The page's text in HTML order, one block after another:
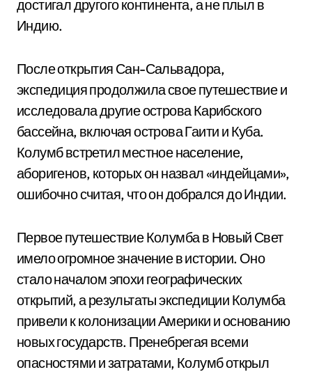
достигал другого континента, а не плыл в
Индию.
После открытия Сан-Сальвадора,
экспедиция продолжила свое путешествие и
исследовала другие острова Карибского
бассейна, включая острова Гаити и Куба.
Колумб встретил местное население,
аборигенов, которых он назвал «индейцами»,
ошибочно считая, что он добрался до Индии.
Первое путешествие Колумба в Новый Свет
имело огромное значение в истории. Оно
стало началом эпохи географических
открытий, а результаты экспедиции Колумба
привели к колонизации Америки и основанию
новых государств. Пренебрегая всеми
опасностями и затратами, Колумб открыл